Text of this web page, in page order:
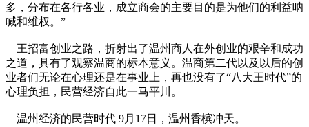
多，分布在各行各业，成立商会的主要目的是为他们的利益呐
喊和维权。”
王招富创业之路，折射出了温州商人在外创业的艰辛和成功
之道，具有了观察温商的标本意义。温商第二代以及以后的创
业者们无论在心理还是在事业上，再也没有了“八大王时代”的
心理负担，民营经济自此一马平川。
温州经济的民营时代 9月17日，温州香槟冲天。